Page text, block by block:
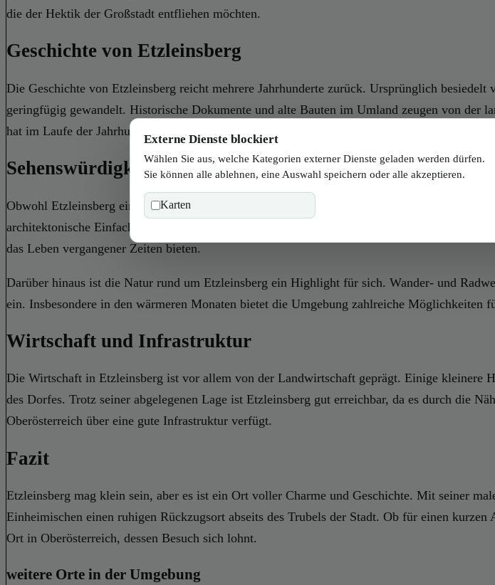
die der Hektik der Großstadt entfliehen möchten.
Geschichte von Etzleinsberg
Die Geschichte von Etzleinsberg reicht mehrere Jahrhunderte zurück. Ursprünglich
geringfügig gewandelt. Historische Dokumente und alte Bauten im Umland zeugen von der
hat im Laufe der Jahrhunderte den Austausch von Kulturen und Traditionen gefördert, ohne
Sehenswürdigkeiten in Etzleinsberg
Obwohl Etzleinsberg ein kleiner Ort ist, gibt es einige Sehenswürdigkeiten, die Besucher
architektonische Einfachheit und ihren schmucken Innenraum auszeichnet. Historische
das Leben vergangener Zeiten bieten.
Darüber hinaus ist die Natur rund um Etzleinsberg ein Highlight für sich. Wander- und
ein. Insbesondere in den wärmeren Monaten bietet die Umgebung zahlreiche Möglichkeiten
Wirtschaft und Infrastruktur
Die Wirtschaft in Etzleinsberg ist vor allem von der Landwirtschaft geprägt. Einige kleinere
des Dorfes. Trotz seiner abgelegenen Lage ist Etzleinsberg gut erreichbar, da es durch die
Oberösterreich über eine gute Infrastruktur verfügt.
Fazit
Etzleinsberg mag klein sein, aber es ist ein Ort voller Charme und Geschichte. Mit seiner
Einheimischen einen ruhigen Rückzugsort abseits des Trubels der Stadt. Ob für einen
Ort in Oberösterreich, dessen Besuch sich lohnt.
weitere Orte in der Umgebung
Externe Dienste blockiert
Wählen Sie aus, welche Kategorien externer Dienste geladen werden dürfen.
Sie können alle ablehnen, eine Auswahl speichern oder alle akzeptieren.
Karten